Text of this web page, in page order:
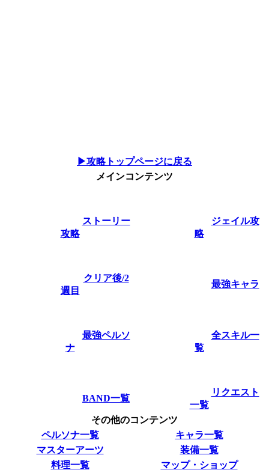
▶攻略トップページに戻る
メインコンテンツ
ストーリー
攻略
ジェイル攻
略
クリア後/2
週目
最強キャラ
最強ペルソ
ナ
全スキル一
覧
BAND一覧
リクエスト
一覧
その他のコンテンツ
ペルソナ一覧
キャラ一覧
マスターアーツ
装備一覧
料理一覧
マップ・ショップ